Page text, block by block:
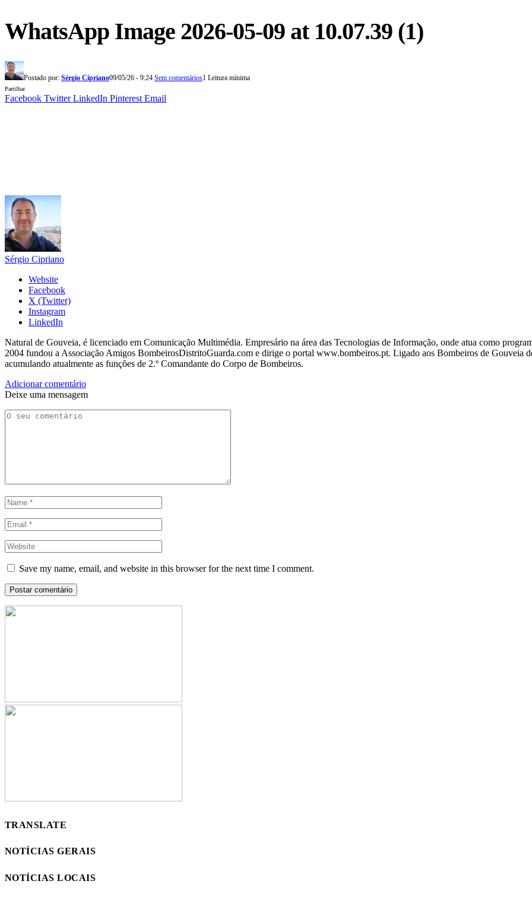
WhatsApp Image 2026-05-09 at 10.07.39 (1)
Postado por: Sérgio Cipriano09/05/26 - 9:24 Sem comentários1 Leitura mínima
Partilhar
Facebook Twitter LinkedIn Pinterest Email
Sérgio Cipriano
Website
Facebook
X (Twitter)
Instagram
LinkedIn
Natural de Gouveia, é licenciado em Comunicação Multimédia. Empresário na área das Tecnologias de Informação, onde atua como
2004 fundou a Associação Amigos BombeirosDistritoGuarda.com e dirige o portal www.bombeiros.pt. Ligado aos Bombeiros de Gouveia
acumulando atualmente as funções de 2.º Comandante do Corpo de Bombeiros.
Adicionar comentário
Deixe uma mensagem
Save my name, email, and website in this browser for the next time I comment.
TRANSLATE
NOTÍCIAS GERAIS
NOTÍCIAS LOCAIS